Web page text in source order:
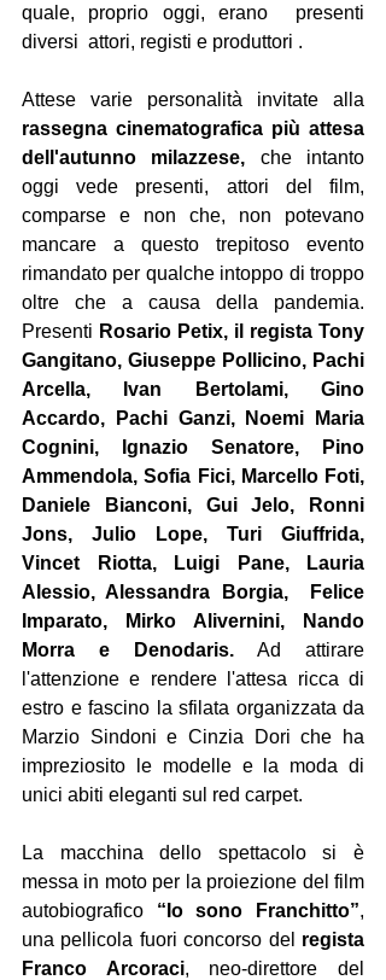
quale, proprio oggi, erano  presenti
diversi  attori, registi e produttori .
rassegna cinematografica più attesa
dell'autunno milazzese, che intanto
oggi vede presenti, attori del film,
comparse e non che, non potevano
mancare a questo trepitoso evento
rimandato per qualche intoppo di troppo
oltre che a causa della pandemia.
Presenti Rosario Petix, il regista Tony
Gangitano, Giuseppe Pollicino, Pachi
Arcella, Ivan Bertolami, Gino
Accardo, Pachi Ganzi, Noemi Maria
Cognini, Ignazio Senatore, Pino
Ammendola, Sofia Fici, Marcello Foti,
Daniele Bianconi, Gui Jelo, Ronni
Jons, Julio Lope, Turi Giuffrida,
Vincet Riotta, Luigi Pane, Lauria
Alessio, Alessandra Borgia,  Felice
Imparato, Mirko Alivernini, Nando
Morra e Denodaris. Ad attirare
l'attenzione e rendere l'attesa ricca di
estro e fascino la sfilata organizzata da
Marzio Sindoni e Cinzia Dori che ha
impreziosito le modelle e la moda di
unici abiti eleganti sul red carpet.
La macchina dello spettacolo si è
messa in moto per la proiezione del film
autobiografico “Io sono Franchitto”,
una pellicola fuori concorso del regista
Franco Arcoraci, neo-direttore del